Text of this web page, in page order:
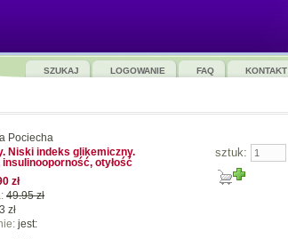
SZUKAJ LOGOWANIE FAQ KONTAKT
Pociecha
Niski indeks glikemiczny.
otyłość
zł
49.95 zł
zł
jest:
sztuk: